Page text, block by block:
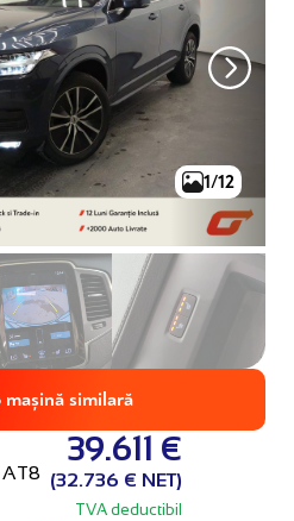
1/12
similară
AT8
39.611 €
(32.736 € NET)
TVA deductibil